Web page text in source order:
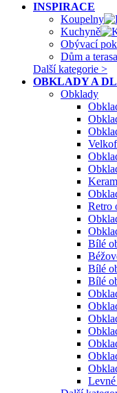
INSPIRACE
Koupelny
Kuchyně
Obývací
Dům a terasa
Další kategorie >
OBKLADY A
Obklady
Retro
Bílé
Bílé
Bílé